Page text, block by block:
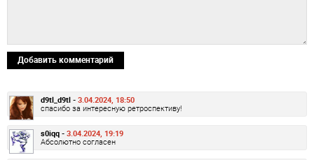
Добавить комментарий
d9tl_d9tl - 3.04.2024, 18:50
спасибо за интересную ретроспективу!
s0iqq - 3.04.2024, 19:19
Абсолютно согласен